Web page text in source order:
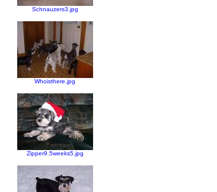
Schnauzers3.jpg
Whoisthere.jpg
Zipper9.5weeks5.jpg